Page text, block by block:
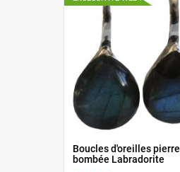
Boucles d'oreilles pierre
bombée Labradorite